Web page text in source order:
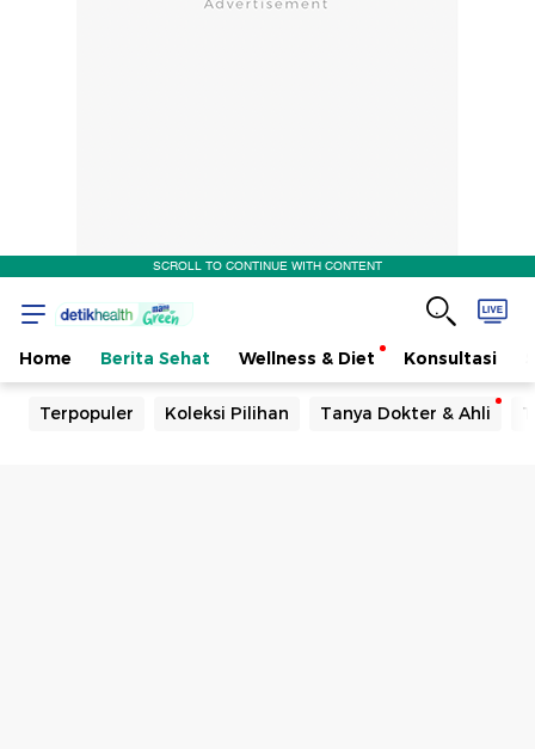
SCROLL TO CONTINUE WITH CONTENT
Home Berita Sehat Wellness & Diet Konsultasi
Terpopuler Koleksi Pilihan Tanya Dokter & Ahli